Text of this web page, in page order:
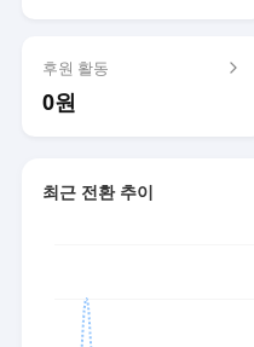
후원 활동
0원
최근 전환 추이